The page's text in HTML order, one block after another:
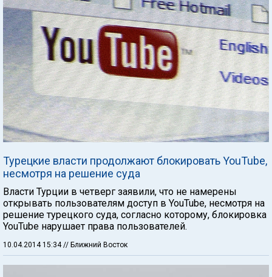
Турецкие власти продолжают блокировать YouTube,
несмотря на решение суда
Власти Турции в четверг заявили, что не намерены
открывать пользователям доступ в YouTube, несмотря на
решение турецкого суда, согласно которому, блокировка
YouTube нарушает права пользователей.
10.04.2014 15:34// Ближний Восток